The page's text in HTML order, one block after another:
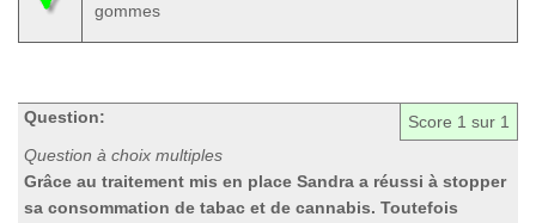
gommes
Score 1 sur 1
Question:
Question à choix multiples
Grâce au traitement mis en place Sandra a réussi à stopper
sa consommation de tabac et de cannabis. Toutefois